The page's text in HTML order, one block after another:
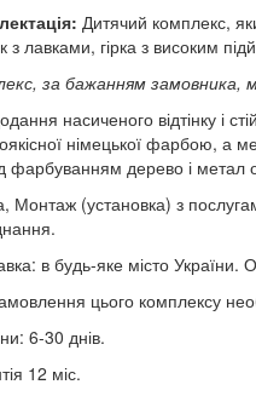
Дитячий комплекс,
з лавками, гірка з високим
за бажанням
насиченого відтінку і
німецької фарбою, а
фарбуванням дерево і метал
Монтаж (установка) з
в будь-яке місто України.
цього комплексу
6-30 днів.
12 міс.